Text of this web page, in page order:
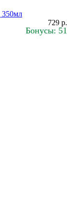
350мл
729 р.
Бонусы: 51